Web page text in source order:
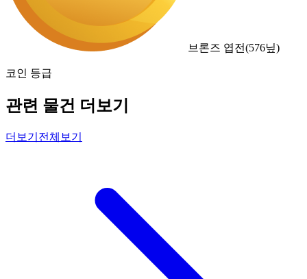
브론즈 엽전(576닢)
코인 등급
관련 물건 더보기
더보기 전체보기